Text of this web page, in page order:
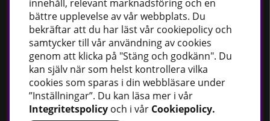
Cookiepolicy
Köpvillkor
Dataskyddspolicy
Bästsäljare
Fordonsbelysning
innehåll, relevant marknadsföring och en
bättre upplevelse av vår webbplats. Du
bekräftar att du har läst vår cookiepolicy och
samtycker till vår användning av cookies
genom att klicka på "Stäng och godkänn". Du
kan själv när som helst kontrollera vilka
cookies som sparas i din webbläsare under
”Inställningar”. Du kan läsa mer i vår
Integritetspolicy och i vår Cookiepolicy.